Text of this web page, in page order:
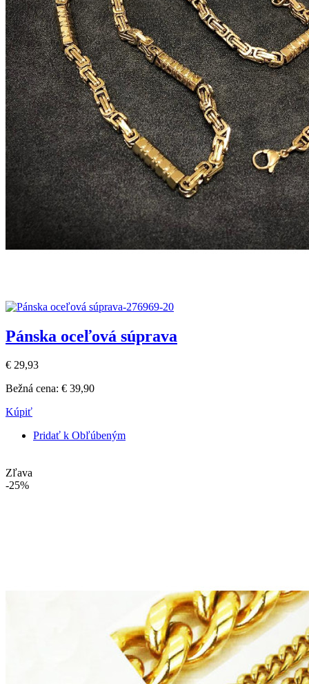
Pánska oceľová súprava
€ 29,93
Bežná cena: € 39,90
Kúpiť
Pridať k Obľúbeným
Zľava
-25%